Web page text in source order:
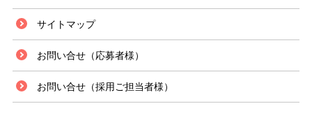
サイトマップ
お問い合せ（応募者様）
お問い合せ（採用ご担当者様）